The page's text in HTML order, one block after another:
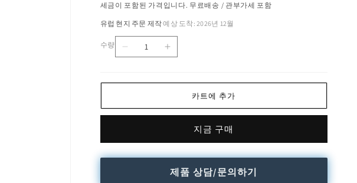
세금이 포함된 가격입니다. 무료배송 / 관부가세 포함
유럽 현지 주문 제작·예상 도착: 2026년 12월
수량
Coordinates
량
임
Coordinates
량
림
카트에 추가
지금 구매
제품 상담/문의하기